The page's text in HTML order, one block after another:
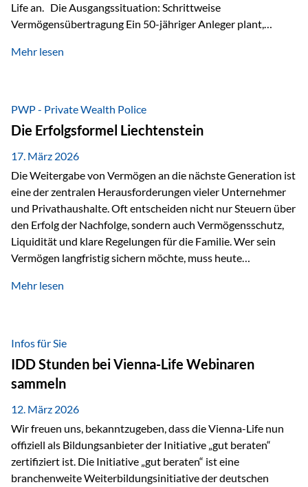
Life an. Die Ausgangssituation: Schrittweise
Vermögensübertragung Ein 50-jähriger Anleger plant,
der steuerliche Freibetrag optimal genutzt werden, sondern
strukturierte, langfristige Vermögensübertragung, ohne die
Kontrolle vollständig aus der Hand zu geben. Die Lösung:
Abschmelzung mit Vetorecht Die Umsetzung erfolgt über die
Private Wealth Police…
Mehr lesen
PWP - Private Wealth Police
Die Erfolgsformel Liechtenstein
17. März 2026
Die Weitergabe von Vermögen an die nächste Generation ist
eine der zentralen Herausforderungen vieler Unternehmer
und Privathaushalte. Oft entscheiden nicht nur Steuern über
den Erfolg der Nachfolge, sondern auch Vermögensschutz,
Liquidität und klare Regelungen für die Familie. Wer sein
Vermögen langfristig sichern möchte, muss heute
„Erfolgsformel Liechtenstein“, herausgegeben und verfasst
Vermögensschutz strategisch miteinander verbindet.
Warum klassische Nachfolgeplanung oft scheitert Viele
Vermögen werden erst im Todesfall übertragen. Das kann zu
Problemen führen: Hohe Erbschaftsteuern Streitigkeiten
zwischen Erben Liquiditätsprobleme bei Immobilien…
Mehr lesen
Infos für Sie
IDD Stunden bei Vienna-Life Webinaren
sammeln
12. März 2026
Wir freuen uns, bekanntzugeben, dass die Vienna-Life nun
offiziell als Bildungsanbieter der Initiative „gut beraten“
zertifiziert ist. Die Initiative „gut beraten“ ist eine
branchenweite Weiterbildungsinitiative der deutschen